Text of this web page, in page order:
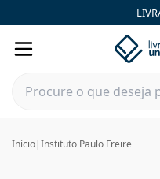
Início|Instituto Paulo Freire
Instituto Paulo